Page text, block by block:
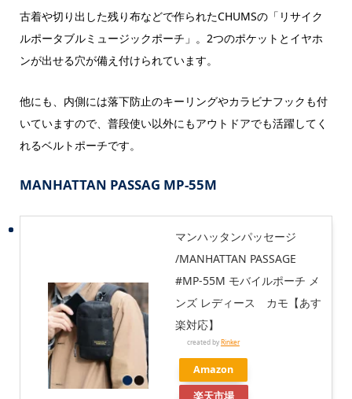
古着や切り出した残り布などで作られたCHUMSの「リサイク
ルポータブルミュージックポーチ」。2つのポケットとイヤホ
ンが出せる穴が備え付けられています。
他にも、内側には落下防止のキーリングやカラビナフックも付
いていますので、普段使い以外にもアウトドアでも活躍してく
れるベルトポーチです。
MANHATTAN PASSAG MP-55M
マンハッタンパッセージ
/MANHATTAN PASSAGE
#MP-55M モバイルポーチ メ
ンズ レディース カモ【あす
楽対応】
created by Rinker
Amazon